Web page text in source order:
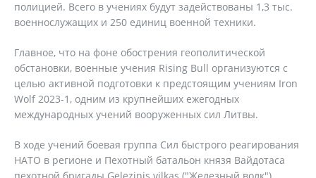
полицией. Всего в учениях будут задействованы 1,3 тыс.
военнослужащих и 250 единиц военной техники.
Главное, что на фоне обострения геополитической
обстановки, военные учения Rising Bull организуются с
целью активной подготовки к предстоящим учениям Iron
Wolf 2023-1, одним из крупнейших ежегодных
международных учений вооруженных сил Литвы.
В ходе учений боевая группа Сил быстрого реагирования
НАТО в регионе и Пехотный батальон князя Вайдотаса